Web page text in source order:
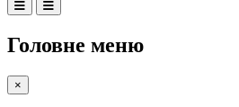
Головне меню
×